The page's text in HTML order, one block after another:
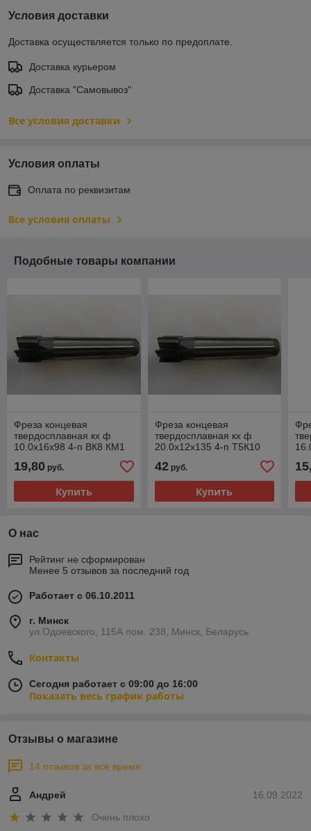
Условия доставки
Доставка осуществляется только по предоплате.
Доставка курьером
Доставка "Самовывоз"
Все условия доставки
Условия оплаты
Оплата по реквизитам
Все условия оплаты
Подобные товары компании
Фреза концевая
твердосплавная кх ф
10.0х16х98 4-п ВК8 КМ1
19,80 руб.
Купить
Фреза концевая
твердосплавная кх ф
20.0х12х135 4-п Т5К10
42руб.
Купить
О нас
Рейтинг не сформирован
Менее 5 отзывов за последний год
Работает с 06.10.2011
г. Минск
ул.Одоевского, 115А пом. 238, Минск, Беларусь
Контакты
Сегодня работает с 09:00 до 16:00
Показать весь график работы
Отзывы о магазине
14 отзывов за всё время
16.09.2022
Андрей
Очень плохо